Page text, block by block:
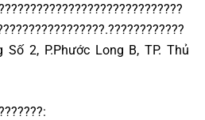
2, P.Phước Long B, TP. Thủ